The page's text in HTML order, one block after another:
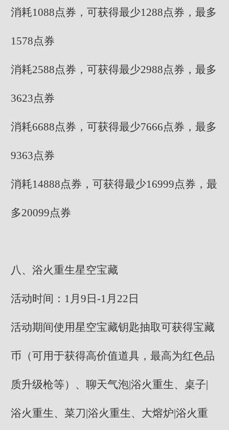
消耗1088点券，可获得最少1288点券，最多
1578点券
消耗2588点券，可获得最少2988点券，最多
3623点券
消耗6688点券，可获得最少7666点券，最多
9363点券
消耗14888点券，可获得最少16999点券，最
多20099点券
八、浴火重生星空宝藏
活动时间：1月9日-1月22日
活动期间使用星空宝藏钥匙抽取可获得宝藏
币（可用于获得高价值道具，最高为红色品
质升级枪等）、聊天气泡|浴火重生、桌子|
浴火重生、菜刀|浴火重生、大熔炉|浴火重